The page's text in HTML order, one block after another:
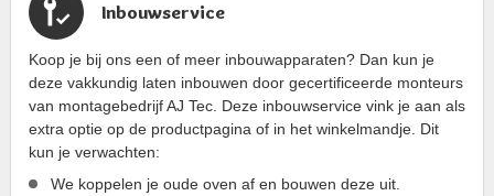
Inbouwservice
Koop je bij ons een of meer inbouwapparaten? Dan kun je
deze vakkundig laten inbouwen door gecertificeerde monteurs
van montagebedrijf AJ Tec. Deze inbouwservice vink je aan als
extra optie op de productpagina of in het winkelmandje. Dit
kun je verwachten:
We koppelen je oude oven af en bouwen deze uit.